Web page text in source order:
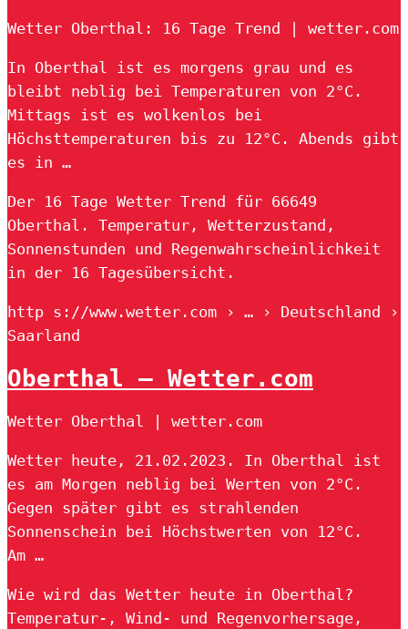
Wetter Oberthal: 16 Tage Trend | wetter.com
In Oberthal ist es morgens grau und es
bleibt neblig bei Temperaturen von 2°C.
Mittags ist es wolkenlos bei
Höchsttemperaturen bis zu 12°C. Abends gibt
es in …
Der 16 Tage Wetter Trend für 66649
Oberthal. Temperatur, Wetterzustand,
Sonnenstunden und Regenwahrscheinlichkeit
in der 16 Tagesübersicht.
http s://www.wetter.com › … › Deutschland ›
Saarland
Oberthal – Wetter.com
Wetter Oberthal | wetter.com
Wetter heute, 21.02.2023. In Oberthal ist
es am Morgen neblig bei Werten von 2°C.
Gegen später gibt es strahlenden
Sonnenschein bei Höchstwerten von 12°C.
Am …
Wie wird das Wetter heute in Oberthal?
Temperatur-, Wind- und Regenvorhersage,